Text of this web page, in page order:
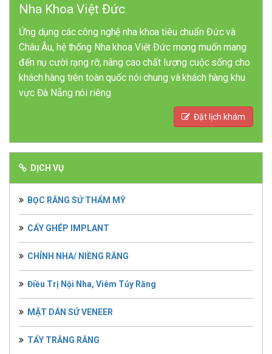
Nha Khoa Việt Đức
Ứng dụng các công nghệ nha khoa tiêu chuẩn Đức và
Châu Âu, hệ thống Nha khoa Việt Đức mong muốn mang
đến nụ cười rạng rỡ, nâng cao chất lượng cuộc sống cho
khách hàng trên toàn quốc nói chung và khách hàng khu
vực Đà Nẵng nói riêng
Đặt lịch khám
DỊCH VỤ
BỌC RĂNG SỨ THẨM MỸ
CẤY GHÉP IMPLANT
CHỈNH NHA/ NIỀNG RĂNG
Điều Trị Nội Nha, Viêm Tủy Răng
MẶT DÁN SỨ VENEER
TẨY TRẮNG RĂNG